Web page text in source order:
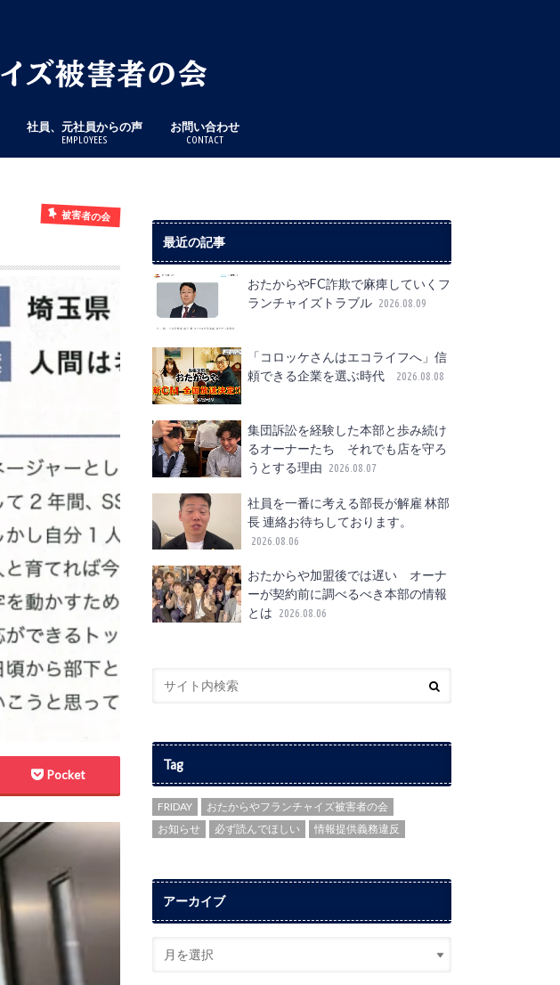
社員、元社員からの声
EMPLOYEES
お問い合わせ
CONTACT
被害者の会
Pocket
最近の記事
おたからやFC詐欺で麻痺していくフ
ランチャイズトラブル 2026.08.09
「コロッケさんはエコライフへ」信
頼できる企業を選ぶ時代
2026.08.08
集団訴訟を経験した本部と歩み続け
るオーナーたち それでも店を守ろ
うとする理由
2026.08.07
社員を一番に考える部長が解雇 林部
長 連絡お待ちしております。
2026.08.06
おたからや加盟後では遅い オーナ
ーが契約前に調べるべき本部の情報
とは
2026.08.06
Tag
FRIDAY
おたからやフランチャイズ被害者の会
お知らせ
必ず読んでほしい 情報提供義務違反
アーカイブ